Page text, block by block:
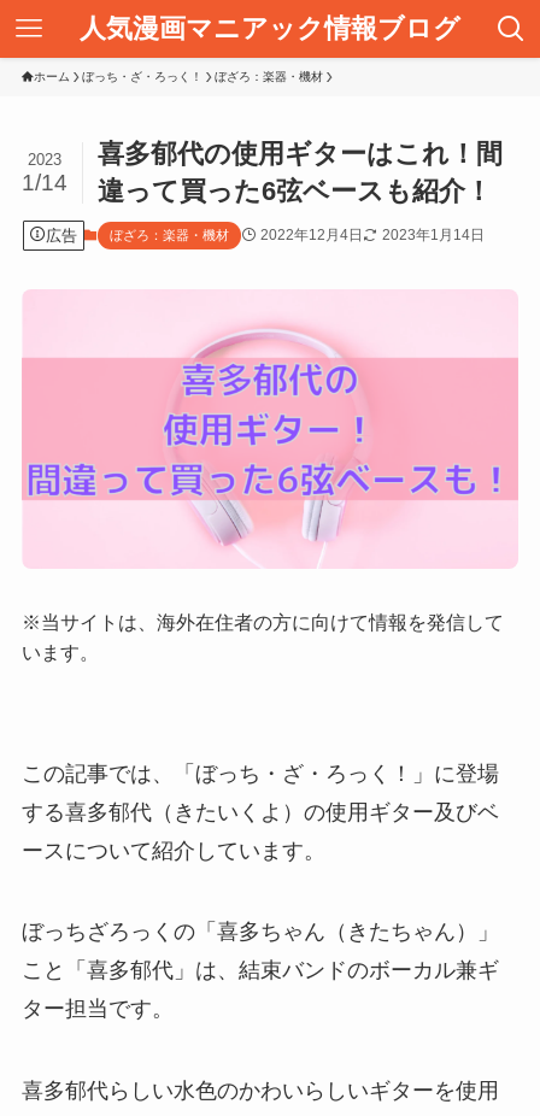
人気漫画マニアック情報ブログ
ホーム ぼっち・ざ・ろっく！ ぼざろ：楽器・機材
喜多郁代の使用ギターはこれ！間
違って買った6弦ベースも紹介！
2023
1/14
広告 ぼざろ：楽器・機材 2022年12月4日 2023年1月14日
※当サイトは、海外在住者の方に向けて情報を発信して
います。
この記事では、「ぼっち・ざ・ろっく！」に登場
する喜多郁代（きたいくよ）の使用ギター及びベ
ースについて紹介しています。
ぼっちざろっくの「喜多ちゃん（きたちゃん）」
こと「喜多郁代」は、結束バンドのボーカル兼ギ
ター担当です。
喜多郁代らしい水色のかわいらしいギターを使用